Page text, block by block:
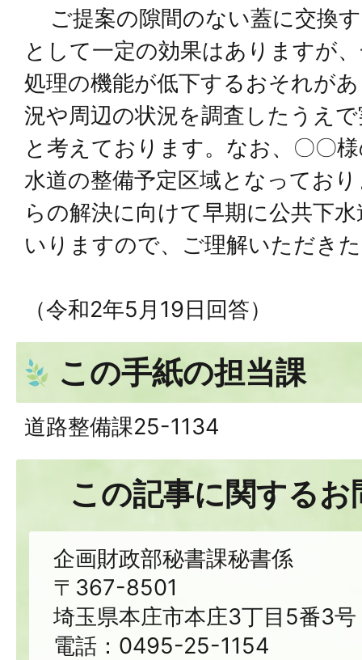
ご提案の隙間のない蓋に交換
として一定の効果はありますが
処理の機能が低下するおそれが
況や周辺の状況を調査したうえ
と考えております。なお、〇〇
⽔道の整備予定区域となってお
らの解決に向けて早期に公共下
いりますので、ご理解いただき
（令和2年5⽉19⽇回答）
この手紙の担当課
道路整備課25-1134
この記事に関する
企画財政部秘書課秘書係
〒367-8501
埼玉県本庄市本庄3丁目5番3号
電話：0495-25-1154